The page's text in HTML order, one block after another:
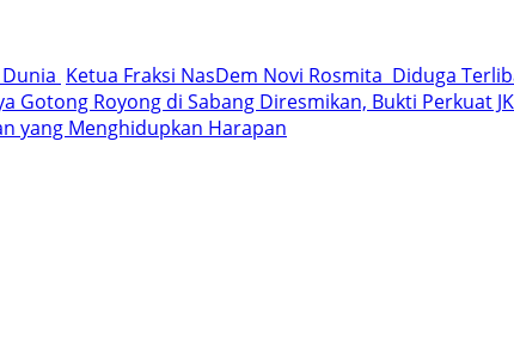
Ketua Fraksi NasDem Novi Rosmita Diduga
Gotong Royong di Sabang Diresmikan, Bukti Perkuat
yang Menghidupkan Harapan